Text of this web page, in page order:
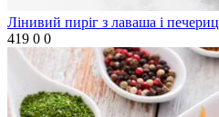
Лінивий пиріг з лаваша і
419 0 0